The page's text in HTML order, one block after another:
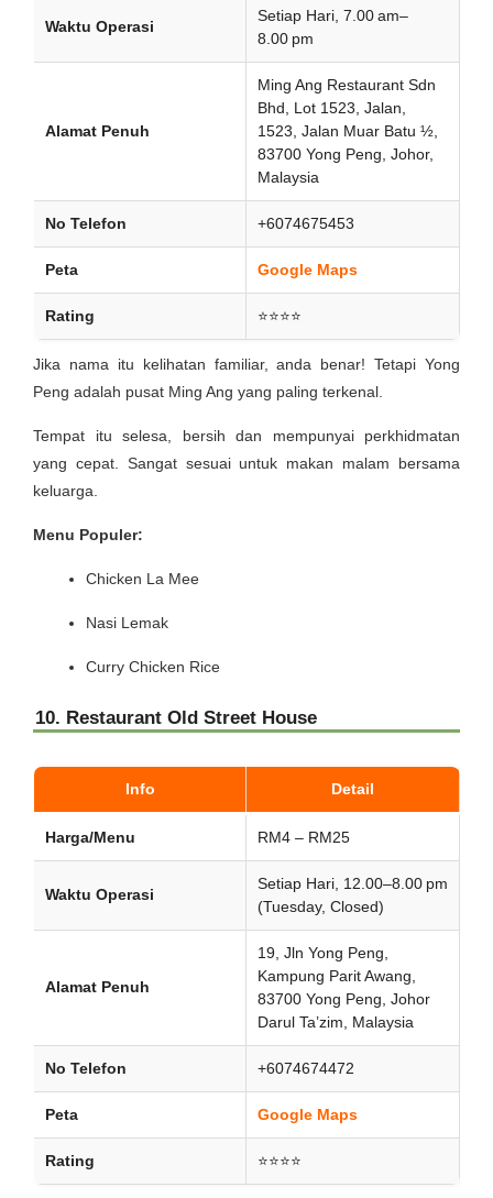
Waktu Operasi
Setiap Hari, 7.00 am–
8.00 pm
Alamat Penuh
Ming Ang Restaurant Sdn
Bhd, Lot 1523, Jalan,
1523, Jalan Muar Batu ½,
83700 Yong Peng, Johor,
Malaysia
No Telefon +6074675453
Peta Google Maps
Rating ⭐⭐⭐⭐
Jika nama itu kelihatan familiar, anda benar! Tetapi Yong
Peng adalah pusat Ming Ang yang paling terkenal.
Tempat itu selesa, bersih dan mempunyai perkhidmatan
yang cepat. Sangat sesuai untuk makan malam bersama
keluarga.
Menu Populer:
Chicken La Mee
Nasi Lemak
Curry Chicken Rice
10. Restaurant Old Street House
Info Detail
Harga/Menu RM4 – RM25
Waktu Operasi
Setiap Hari, 12.00–8.00 pm
(Tuesday, Closed)
Alamat Penuh
19, Jln Yong Peng,
Kampung Parit Awang,
83700 Yong Peng, Johor
Darul Ta’zim, Malaysia
No Telefon +6074674472
Peta Google Maps
Rating ⭐⭐⭐⭐